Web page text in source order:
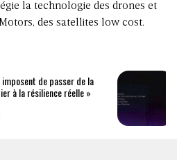
la technologie des drones et
des satellites low cost.
imposent de passer de la
à la résilience réelle »